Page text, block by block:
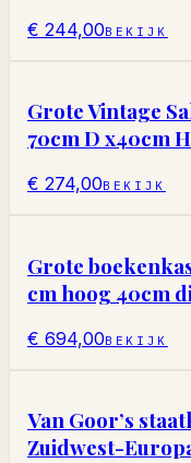
€ 244,00BEKIJK
Grote Vintage
70cm D x40cm
€ 274,00BEKIJK
Grote
cm hoog 40cm
€ 694,00BEKIJK
Van Goor’s
Zuidwest-